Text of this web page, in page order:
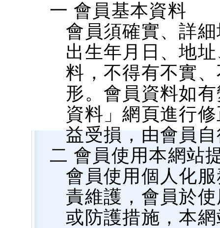
一 會員基本資料
會員須確實、詳
出生年月日、地
料，不得有不實
形。會員資料如
資料」網頁進行
益受損，由會員
二 會員使用本網站
會員使用個人化
責維護，會員於
或防護措施，本